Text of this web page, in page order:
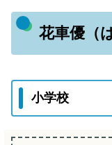
花車優（
小学校